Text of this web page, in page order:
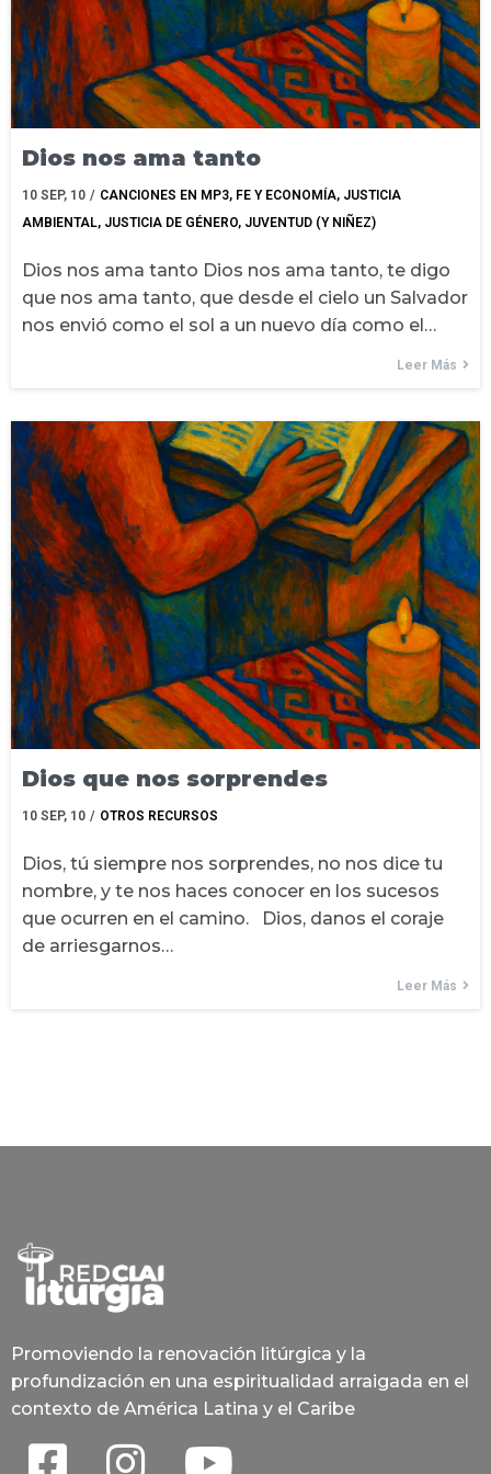
Dios nos ama tanto
10 SEP, 10 / CANCIONES EN MP3 FE Y ECONOMÍA JUSTICIA
AMBIENTAL JUSTICIA DE GÉNERO JUVENTUD (Y NIÑEZ)
Dios nos ama tanto Dios nos ama tanto, te digo
que nos ama tanto, que desde el cielo un Salvador
nos envió como el sol a un nuevo día como el…
Leer Más
Dios que nos sorprendes
10 SEP, 10 / OTROS RECURSOS
Dios, tú siempre nos sorprendes, no nos dice tu
nombre, y te nos haces conocer en los sucesos
que ocurren en el camino. Dios, danos el coraje
de arriesgarnos…
Leer Más
Promoviendo la renovación litúrgica y la
profundización en una espiritualidad arraigada en el
contexto de América Latina y el Caribe